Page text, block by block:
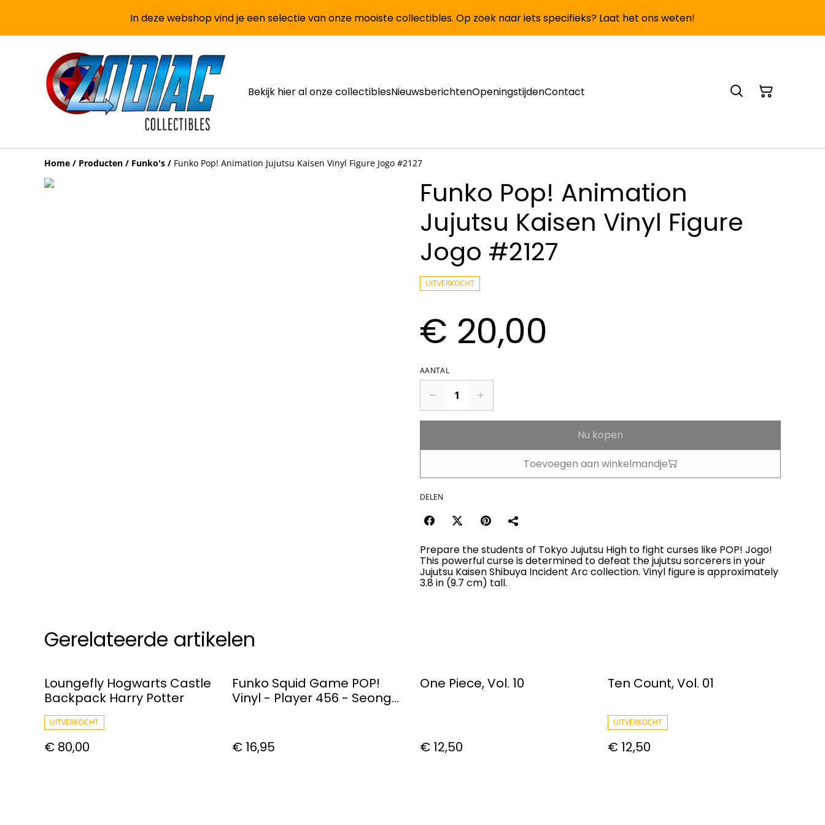
In deze webshop vind je een selectie van onze mooiste collectibles. Op zoek naar iets specifieks? Laat het ons weten!
Bekijk hier al onze collectiblesNieuwsberichtenOpeningstijdenContact
Home / Producten / Funko's / Funko Pop! Animation Jujutsu Kaisen Vinyl Figure Jogo #2127
Funko Pop! Animation
Jujutsu Kaisen Vinyl Figure
Jogo #2127
UITVERKOCHT
€ 20,00
AANTAL
Nu kopen
Toevoegen aan winkelmandje
DELEN
Prepare the students of Tokyo Jujutsu High to fight curses like POP! Jogo!
This powerful curse is determined to defeat the jujutsu sorcerers in your
Jujutsu Kaisen Shibuya Incident Arc collection. Vinyl figure is approximately
3.8 in (9.7 cm) tall.
Gerelateerde artikelen
Loungefly Hogwarts Castle
Backpack Harry Potter
UITVERKOCHT
€ 80,00
Funko Squid Game POP!
Vinyl - Player 456 - Seong
€ 16,95
One Piece, Vol. 10
€ 12,50
Ten Count, Vol. 01
UITVERKOCHT
€ 12,50